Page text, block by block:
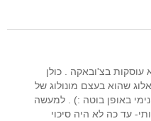
בצ'ובאקה . כולן
שהוא בעצם מונולוג של
באופן בוטה :) . למעשה
עד כה לא היה סיכוי